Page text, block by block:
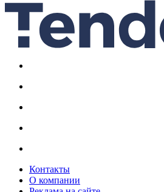
Контакты
О компании